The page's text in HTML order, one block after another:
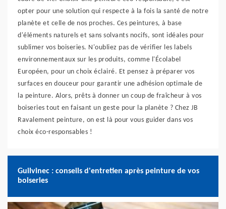
opter pour une solution qui respecte à la fois la santé de notre
planète et celle de nos proches. Ces peintures, à base
d'éléments naturels et sans solvants nocifs, sont idéales pour
sublimer vos boiseries. N'oubliez pas de vérifier les labels
environnementaux sur les produits, comme l'Écolabel
Européen, pour un choix éclairé. Et pensez à préparer vos
surfaces en douceur pour garantir une adhésion optimale de
la peinture. Alors, prêts à donner un coup de fraîcheur à vos
boiseries tout en faisant un geste pour la planète ? Chez JB
Ravalement peinture, on est là pour vous guider dans vos
choix éco-responsables !
Guilvinec : conseils d'entretien après peinture de vos
boiseries